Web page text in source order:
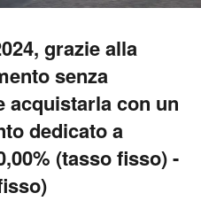
grazie alla
senza
acquistarla con un
dedicato a
(tasso fisso) -